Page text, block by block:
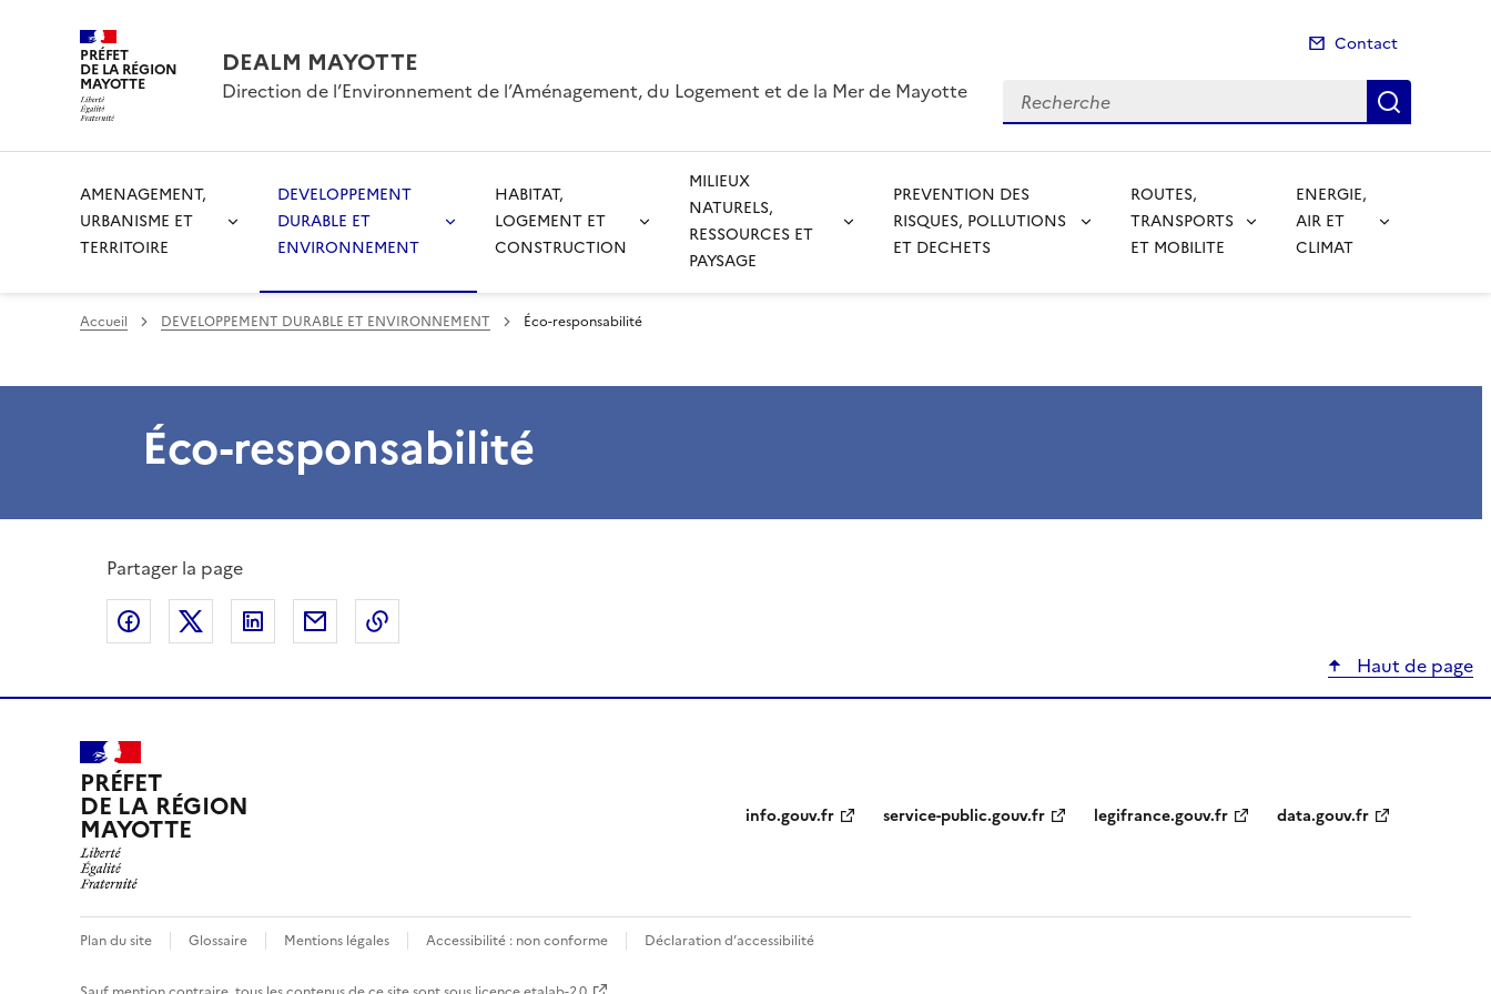
PRÉFET
DE LA RÉGION
MAYOTTE
DEALM MAYOTTE
Direction de l’Environnement de l’Aménagement, du Logement et de la Mer de Mayotte
Contact
Recherche
AMENAGEMENT,
URBANISME ET
TERRITOIRE
DEVELOPPEMENT
DURABLE ET
ENVIRONNEMENT
HABITAT,
LOGEMENT ET
CONSTRUCTION
MILIEUX
NATURELS,
RESSOURCES ET
PAYSAGE
PREVENTION DES
RISQUES, POLLUTIONS
ET DECHETS
ROUTES,
TRANSPORTS
ET MOBILITE
ENERGIE,
AIR ET
CLIMAT
Accueil DEVELOPPEMENT DURABLE ET ENVIRONNEMENT Éco-responsabilité
Éco-responsabilité
Partager la page
Partager sur Facebook
Partager sur XPartager sur LinkedIn
Partager par email
Haut de page
PRÉFET
DE LA RÉGION
MAYOTTE info.gouv.fr service-public.gouv.fr legifrance.gouv.fr data.gouv.fr
Plan du site Glossaire Mentions légales Accessibilité : non conforme Déclaration d’accessibilité